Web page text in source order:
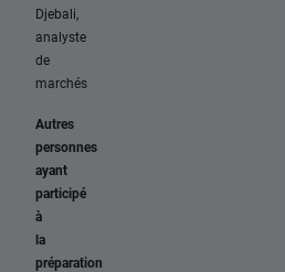
Djebali,
analyste
de
marchés
Autres
personnes
ayant
participé
à
la
préparation